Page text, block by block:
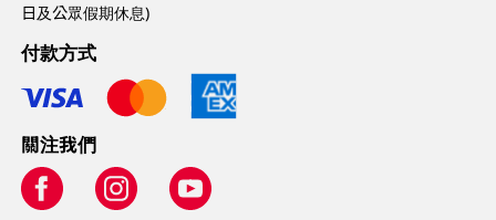
日及公眾假期休息)
付款方式
關注我們